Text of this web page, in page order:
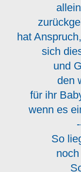
hat
sich
und
den
für ihr
wenn es
So